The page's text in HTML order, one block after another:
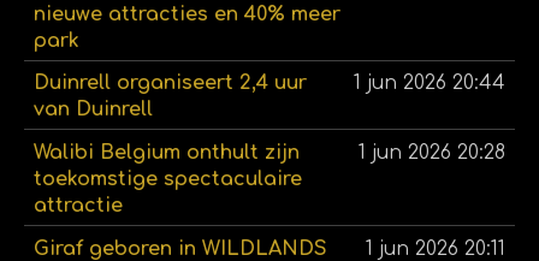
nieuwe attracties en 40% meer
park
Duinrell organiseert 2,4 uur
van Duinrell
1 jun 2026 20:44
Walibi Belgium onthult zijn
toekomstige spectaculaire
attractie
1 jun 2026 20:28
Giraf geboren in WILDLANDS 1 jun 2026 20:11